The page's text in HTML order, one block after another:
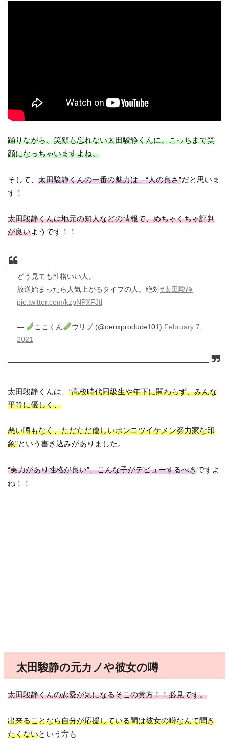
踊りながら、笑顔も忘れない太田駿静くんに、こっちまで笑
顔になっちゃいますよね。
そして、太田駿静くんの一番の魅力は、“人の良さ”だと思いま
す！
太田駿静くんは地元の知人などの情報で、めちゃくちゃ評判
が良いようです！！
どう見ても性格いい人。
放送始まったら人気上がるタイプの人。絶対#太田駿静
pic.twitter.com/kzpNPXFJtl
— ここくん ウリプ (@oenxproduce101) February 7,
2021
太田駿静くんは、“高校時代同級生や年下に関わらず、みんな
平等に優しく、
悪い噂もなく、ただただ優しいポンコツイケメン努力家な印
象”という書き込みがありました。
“実力があり性格が良い”、こんな子がデビューするべきですよ
ね！！
太田駿静の元カノや彼女の噂
太田駿静くんの恋愛が気になるそこの貴方！！必見です。
出来ることなら自分が応援している間は彼女の噂なんて聞き
たくないという方も